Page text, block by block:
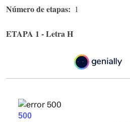
Número de etapas 1
ETAPA 1 - Letra H